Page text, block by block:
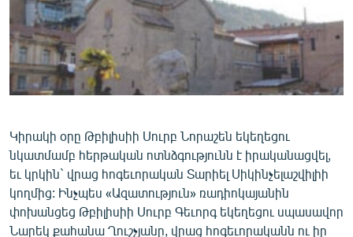
ՄԻՋԱԶԳԱՅԻՆ
ՄՇԱԿՈՒՅԹ
ՍՊՈՐՏ
ՄԵԿՆԱԲԱՆՈՒԹՅՈՒՆ
ԿՈՐՈՆԱՎԻՐՈՒՍ
ԱՐԽԻՎ
ՏԵՍԱՆՅՈՒԹԵՐ
Կիրակի օրը Թբիլիսիի Սուրբ Նորաշեն եկեղեցու
նկատմամբ հերթական ոտնձգությունն է իրականացվել,
եւ կրկին` վրաց հոգեւորական Տարիել Սիկինչելաշվիլիի
կողմից: Ինչպես «Ազատություն» ռադիոկայանին
փոխանցեց Թբիլիսիի Սուրբ Գեւորգ եկեղեցու սպասավոր
Նարեկ քահանա Ղուշչյանը, վրաց հոգեւորականն ու իր